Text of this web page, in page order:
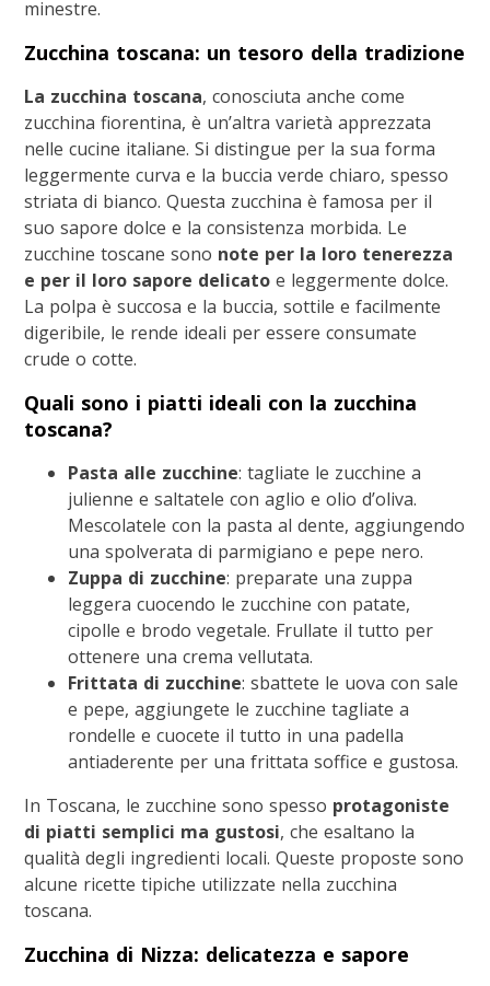
minestre.
Zucchina toscana: un tesoro della tradizione
La zucchina toscana, conosciuta anche come
zucchina fiorentina, è un’altra varietà apprezzata
nelle cucine italiane. Si distingue per la sua forma
leggermente curva e la buccia verde chiaro, spesso
striata di bianco. Questa zucchina è famosa per il
suo sapore dolce e la consistenza morbida. Le
zucchine toscane sono note per la loro tenerezza
e per il loro sapore delicato e leggermente dolce.
La polpa è succosa e la buccia, sottile e facilmente
digeribile, le rende ideali per essere consumate
crude o cotte.
Quali sono i piatti ideali con la zucchina
toscana?
Pasta alle zucchine: tagliate le zucchine a
julienne e saltatele con aglio e olio d’oliva.
Mescolatele con la pasta al dente, aggiungendo
una spolverata di parmigiano e pepe nero.
Zuppa di zucchine: preparate una zuppa
leggera cuocendo le zucchine con patate,
cipolle e brodo vegetale. Frullate il tutto per
ottenere una crema vellutata.
Frittata di zucchine: sbattete le uova con sale
e pepe, aggiungete le zucchine tagliate a
rondelle e cuocete il tutto in una padella
antiaderente per una frittata soffice e gustosa.
In Toscana, le zucchine sono spesso protagoniste
di piatti semplici ma gustosi, che esaltano la
qualità degli ingredienti locali. Queste proposte sono
alcune ricette tipiche utilizzate nella zucchina
toscana.
Zucchina di Nizza: delicatezza e sapore